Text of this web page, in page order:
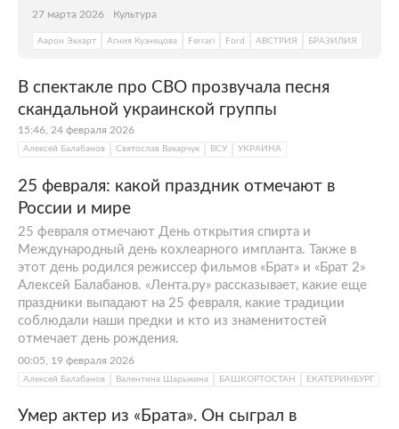
27 марта 2026 Культура
Аарон Экхарт Агния Кузнецова Ferrari Ford АВСТРИЯ БРАЗИЛИЯ
В спектакле про СВО прозвучала песня
скандальной украинской группы
15:46, 24 февраля 2026
Алексей Балабанов Святослав Вакарчук ВСУ УКРАИНА
25 февраля: какой праздник отмечают в
России и мире
25 февраля отмечают День открытия спирта и
Международный день кохлеарного импланта. Также в
этот день родился режиссер фильмов «Брат» и «Брат 2»
Алексей Балабанов. «Лента.ру» рассказывает, какие еще
праздники выпадают на 25 февраля, какие традиции
соблюдали наши предки и кто из знаменитостей
отмечает день рождения.
00:05, 19 февраля 2026
Алексей Балабанов Валентина Шарыкина БАШКОРТОСТАН ЕКАТЕРИНБУРГ
Умер актер из «Брата». Он сыграл в